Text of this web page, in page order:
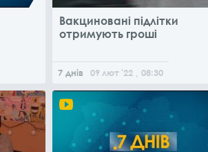
Вакциновані підлітки
отримують гроші
7 днів 09 лют '22, 08:30